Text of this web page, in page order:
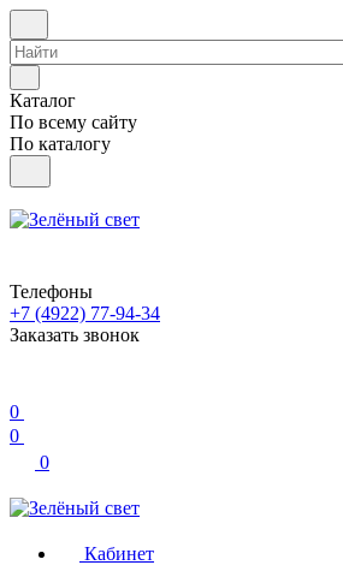
Каталог
По всему сайту
По каталогу
Телефоны
+7 (4922) 77-94-34
Заказать звонок
0
0
0
Кабинет